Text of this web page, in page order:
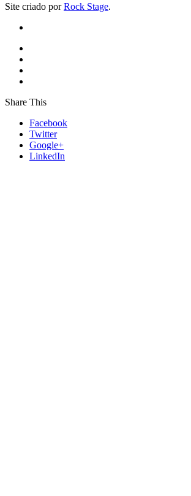
Site criado porRock Stage.
Share This
Facebook
Twitter
Google+
LinkedIn